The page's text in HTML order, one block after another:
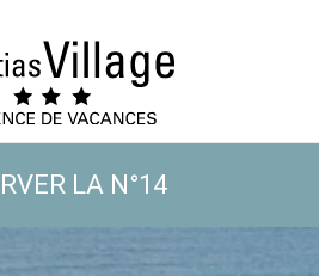
LA N°14